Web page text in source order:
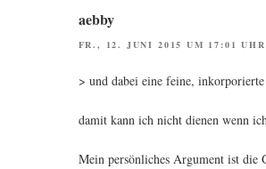
aebby
FR., 12. JUNI 2015 UM 17:01 UHR
> und dabei eine fei­ne, inkor­po­rier­te
damit kann ich nicht die­nen wenn
Mein per­sön­li­ches Argu­ment ist die